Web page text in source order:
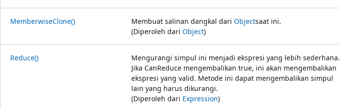
MemberwiseClone() Membuat salinan dangkal dari Objectsaat ini.
(Diperoleh dari Object)
Reduce()
Mengurangi simpul ini menjadi ekspresi yang lebih sederhana.
Jika CanReduce mengembalikan true, ini akan mengembalikan
ekspresi yang valid. Metode ini dapat mengembalikan simpul
lain yang harus dikurangi.
(Diperoleh dari Expression)